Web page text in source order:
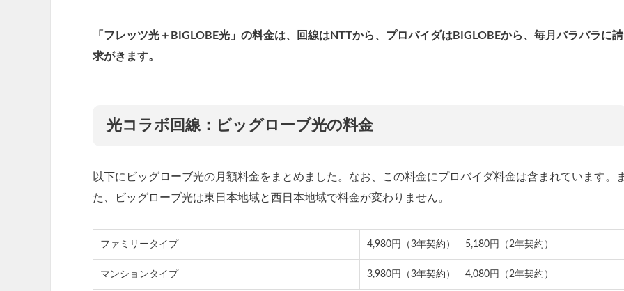
「フレッツ光＋BIGLOBE光」の料金は、回線はNTTから、プロバイダはBIGLOBEから、毎月バラバラに請
求がきます。
光コラボ回線：ビッグローブ光の料金
以下にビッグローブ光の月額料金をまとめました。なお、この料金にプロバイダ料金は含まれています。
た、ビッグローブ光は東日本地域と西日本地域で料金が変わりません。
ファミリータイプ 4,980円（3年契約） 5,180円（2年契約）
マンションタイプ 3,980円（3年契約） 4,080円（2年契約）